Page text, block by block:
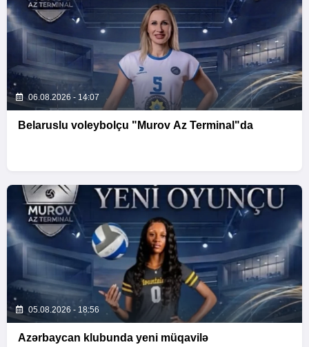
06.08.2026 - 14:07
Belaruslu voleybolçu "Murov Az Terminal"da
05.08.2026 - 18:56
Azərbaycan klubunda yeni müqavilə